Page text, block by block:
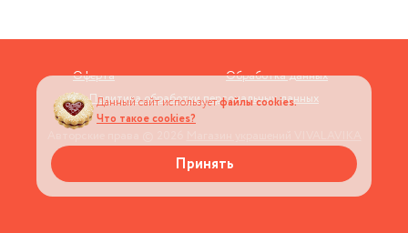
Оферта
Обработка данных
Политика обработки персональных данных
Данный сайт используетфайлы cookies.
Что такое cookies?
Принять